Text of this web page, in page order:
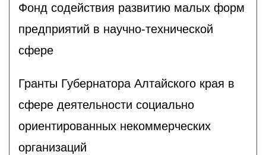
Фонд содействия развитию малых форм
предприятий в научно-технической
сфере
Гранты Губернатора Алтайского края в
сфере деятельности социально
ориентированных некоммерческих
организаций